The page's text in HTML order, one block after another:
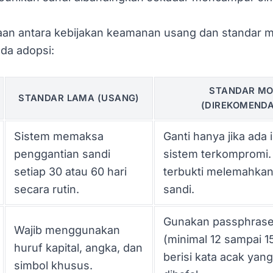
antara kebijakan keamanan usang dan standar
adopsi:
STANDAR LAMA (USANG)
STANDAR
Sistem memaksa
penggantian sandi
setiap 30 atau 60 hari
secara rutin.
Ganti hanya jika ada
sistem
terbukti
sandi.
Wajib menggunakan
huruf kapital, angka, dan
simbol khusus.
Gunakan
(minimal 12 sampai
berisi kata acak